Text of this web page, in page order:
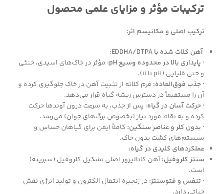
ترکیبات مؤثر و مزایای علمی محصول
ترکیب اصلی و مکانیسم اثر:
آهن کلات شده با EDDHA/DTPA:
· پایداری بالا در محدوده وسیع pH:
مؤثر در خاک‌های اسیدی، خنثی
و حتی قلیایی (pH تا ۱۱).
· جذب فوق‌العاده: فرم کلاته از تثبیت آهن در خاک جلوگیری کرده و
آن را مستقیماً در دسترس ریشه گیاه قرار می‌دهد.
· حرکت آسان در گیاه: پس از جذب، به سرعت درون آوندها حرکت
کرده و به نقاط مورد نیاز (بخصوص برگ‌های جوان) می‌رسد.
· بدون کلر و عناصر سنگین: کاملاً ایمن برای گیاهان حساس و
سیستم‌های کشت بدون خاک.
عملکردهای کلیدی در گیاه:
سنتز کلروفیل:آهن کاتالیزور اصلی تشکیل کلروفیل (سبزینه)
است.
· تنفس و فتوسنتز:در زنجیره انتقال الکترون و تولید انرژی نقش
حیاتی دارد.